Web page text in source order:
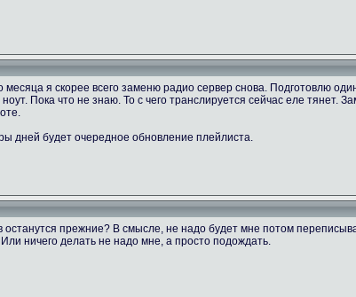
месяца я скорее всего заменю радио сервер снова. Подготовлю
ноут. Пока что не знаю. То с чего транслируется сейчас еле тянет.
дней будет очередное обновление плейлиста.
останутся прежние? В смысле, не надо будет мне потом
ничего делать не надо мне, а просто подождать.